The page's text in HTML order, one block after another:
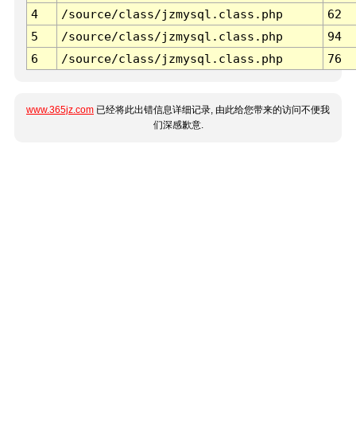
4
/source/class/jzmysql.class.php
62
5
/source/class/jzmysql.class.php
94
6
/source/class/jzmysql.class.php 76
www.365jz.com 已经将此出错信息详细记录, 由此给您带来的访问不便我
们深感歉意.